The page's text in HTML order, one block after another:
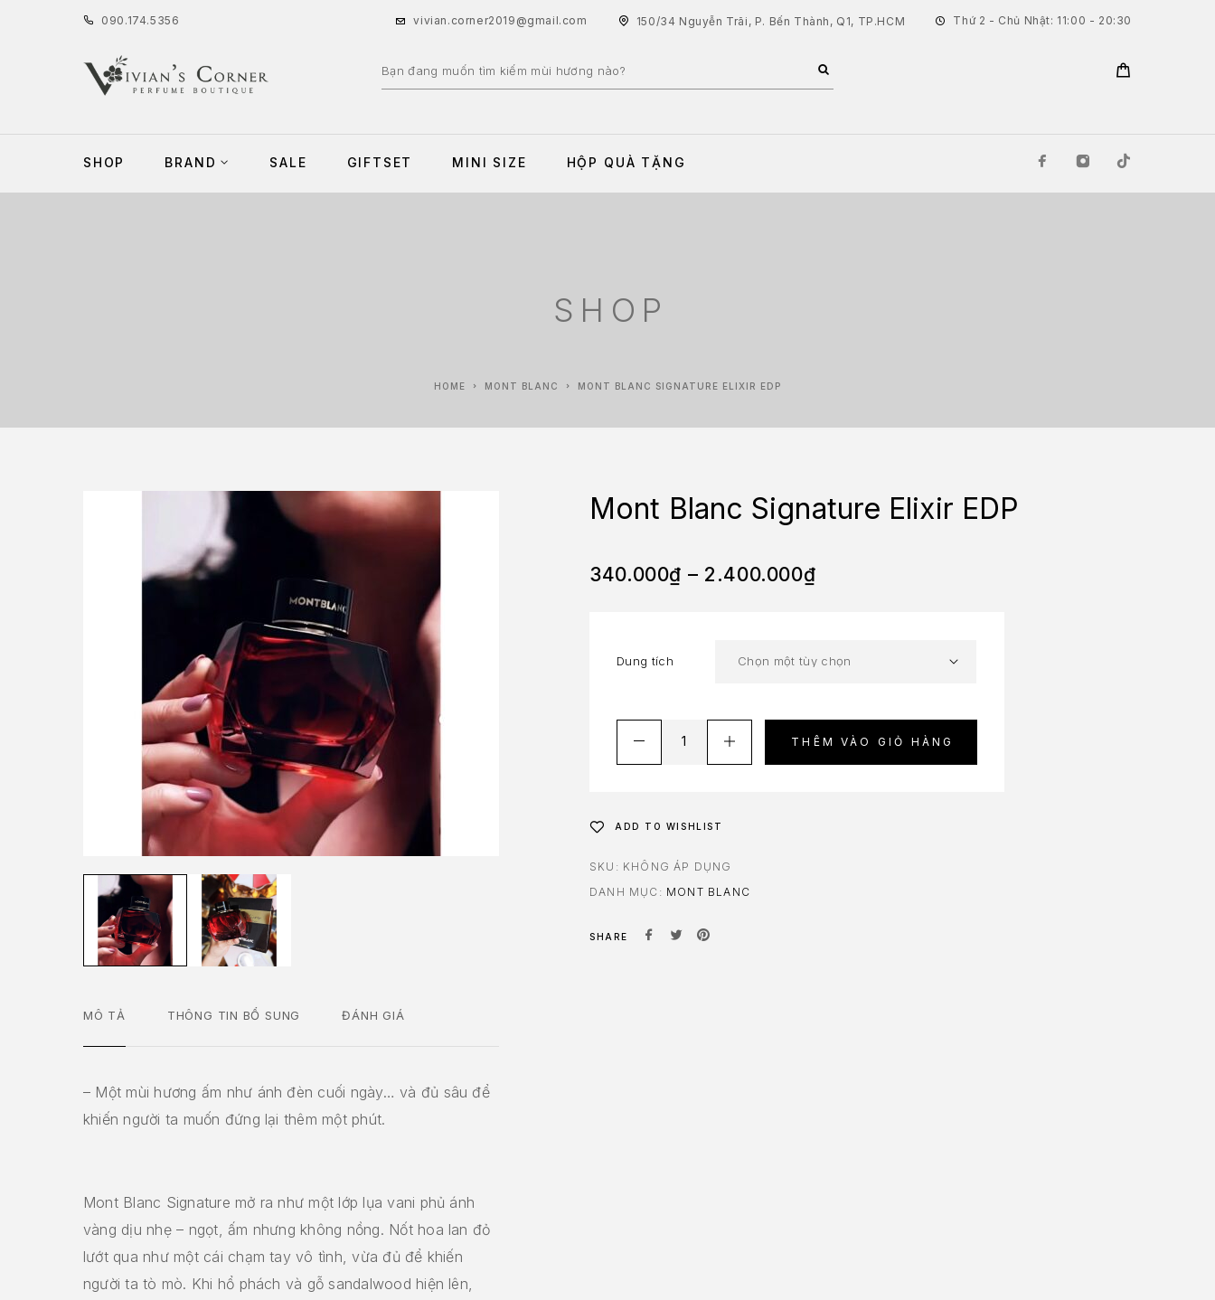
090 .174.5356 vivian.corner2019@gmail.com 150/34 Nguyễn Trãi, P. Bến Thành, Q1, TP.HCM Thứ 2 - Chủ Nhật: 11:00 - 20:30
SHOP BRAND SALE GIFTSET MINI SIZE HỘP QUÀ TẶNG
SHOP
HOME MONT BLANC MONT BLANC SIGNATURE ELIXIR EDP
MÔ TẢ THÔNG TIN BỔ SUNG ĐÁNH GIÁ
– Một mùi hương ấm như ánh đèn cuối ngày… và đủ sâu để
khiến người ta muốn đứng lại thêm một phút.
Mont Blanc Signature mở ra như một lớp lụa vani phủ ánh
vàng dịu nhẹ – ngọt, ấm nhưng không nồng. Nốt hoa lan đỏ
lướt qua như một cái chạm tay vô tình, vừa đủ để khiến
người ta tò mò. Khi hổ phách và gỗ sandalwood hiện lên,
Mont Blanc Signature Elixir EDP
340.000₫ – 2.400.000₫
Dung tích
THÊM VÀO GIỎ HÀNG
ADD TO WISHLIST
SKU: KHÔNG ÁP DỤNG
DANH MỤC: MONT BLANC
SHARE